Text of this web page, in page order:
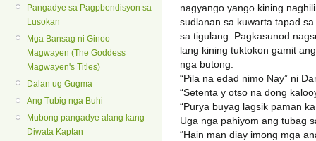
Pangadye sa Pagpbendisyon sa
Lusokan
Mga Bansag ni Ginoo
Magwayen (The Goddess
Magwayen's Titles)
Dalan ug Gugma
Ang Tubig nga Buhi
Mubong pangadye alang kang
Diwata Kaptan
nagyango yango kining
sudlanan sa kuwarta tapad
sa tigulang. Pagkasunod
lang kining tuktokon gamit
nga butong.
“Pila na edad nimo Nay” ni
“Setenta y otso na dong
“Purya buyag lagsik paman ka
Uga nga pahiyom ang tubag
“Hain man diay imong mga